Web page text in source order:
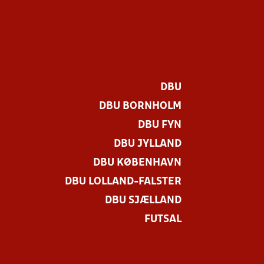
DBU
DBU BORNHOLM
DBU FYN
DBU JYLLAND
DBU KØBENHAVN
DBU LOLLAND-FALSTER
DBU SJÆLLAND
FUTSAL